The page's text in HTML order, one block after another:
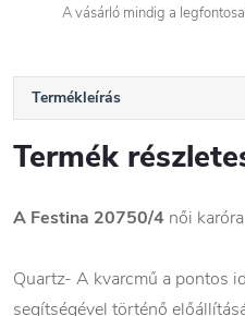
A vásárló mindig a
Termékleírás
Termék
A Festina 20750/4 női karóra
Quartz- A kvarcmű a pontos
segítségével történő